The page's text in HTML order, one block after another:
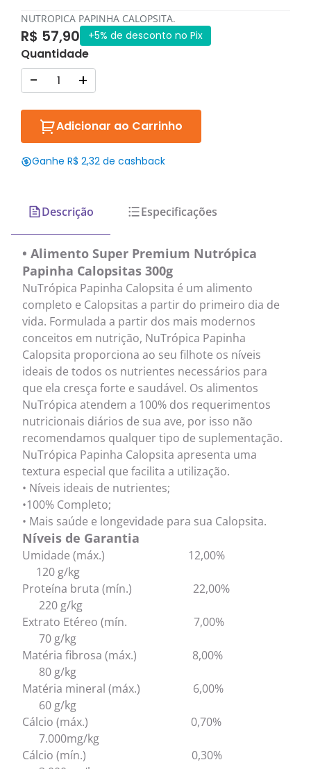
NUTROPICA PAPINHA CALOPSITA.
R$ 57,90 +5% de desconto no Pix
Quantidade
- +
Adicionar ao Carrinho
Ganhe R$ 2,32 de cashback
Descrição Especificações
• Alimento Super Premium Nutrópica
Papinha Calopsitas 300g
NuTrópica Papinha Calopsita é um alimento
completo e Calopsitas a partir do primeiro dia de
vida. Formulada a partir dos mais modernos
conceitos em nutrição, NuTrópica Papinha
Calopsita proporciona ao seu filhote os níveis
ideais de todos os nutrientes necessários para
que ela cresça forte e saudável. Os alimentos
NuTrópica atendem a 100% dos requerimentos
nutricionais diários de sua ave, por isso não
recomendamos qualquer tipo de suplementação.
NuTrópica Papinha Calopsita apresenta uma
textura especial que facilita a utilização.
• Níveis ideais de nutrientes;
•100% Completo;
• Mais saúde e longevidade para sua Calopsita.
Níveis de Garantia
Umidade (máx.) 12,00%
120 g/kg
Proteína bruta (mín.) 22,00%
220 g/kg
Extrato Etéreo (mín. 7,00%
70 g/kg
Matéria fibrosa (máx.) 8,00%
80 g/kg
Matéria mineral (máx.) 6,00%
60 g/kg
Cálcio (máx.) 0,70%
7.000mg/kg
Cálcio (mín.) 0,30%